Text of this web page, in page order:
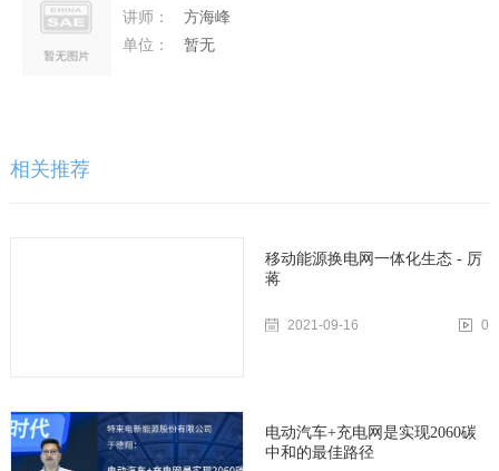
讲师：
方海峰
单位：
暂无
相关推荐
移动能源换电网一体化生态 - 厉
蒋
2021-09-16 0
电动汽车+充电网是实现2060碳
中和的最佳路径